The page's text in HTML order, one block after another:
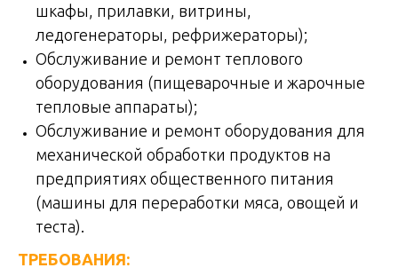
шкафы, прилавки, витрины,
ледогенераторы, рефрижераторы);
Обслуживание и ремонт теплового
оборудования (пищеварочные и жарочные
тепловые аппараты);
Обслуживание и ремонт оборудования для
механической обработки продуктов на
предприятиях общественного питания
(машины для переработки мяса, овощей и
теста).
ТРЕБОВАНИЯ: